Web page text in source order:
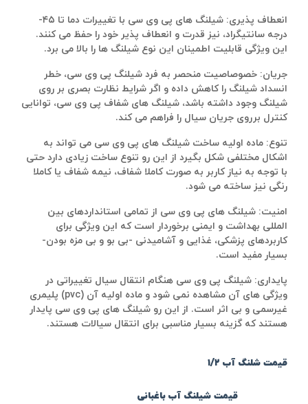
انعطاف پذیری: شیلنگ های پی وی سی با تغییرات دما تا ۴۵-
درجه سانتیگراد، نیز قدرت و انعطاف پذیر خود را حفظ می کنند.
این ویژگی قابلیت اطمینان این نوع شیلنگ ها را بالا می برد.
جریان: خصوصاصیت منحصر به فرد شیلنگ پی وی سی، خطر
انسداد شیلنگ را کاهش داده و اگر شرایط نظارت بصری بر روی
شیلنگ وجود داشته باشد، شیلنگ های شفاف پی وی سی، توانایی
کنترل برروی جریان سیال را فراهم می کند.
تنوع: ماده اولیه ساخت شیلنگ های پی وی سی می تواند به
اشکال مختلفی شکل بگیرد از این رو تنوع ساخت زیادی دارد حتی
با توجه به نیاز کاربر به صورت کاملا شفاف، نیمه شفاف یا کاملا
رنگی نیز ساخته می شود.
امنیت: شیلنگ های پی وی سی از تمامی استانداردهای بین
المللی بهداشت و ایمنی برخوردار است که این ویژگی برای
کاربردهای پزشکی، غذایی و آشامیدنی -بی بو و بی مزه بودن-
بسیار مفید است.
پایداری: شیلنگ پی وی سی هنگام انتقال سیال تغییراتی در
ویژگی های آن مشاهده نمی شود و ماده اولیه آن (pvc) پلیمری
غیرسمی و بی اثر است. از این رو شیلنگ های پی وی سی پایدار
هستند که گزینه بسیار مناسبی برای انتقال سیالات هستند.
قیمت شلنگ آب ۱/۲
قیمت شیلنگ آب باغبانی